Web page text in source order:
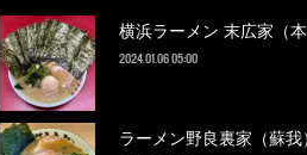
横浜ラーメン 末広家（本
2024.01.06 05:00
ラーメン野良裏家（蘇我）